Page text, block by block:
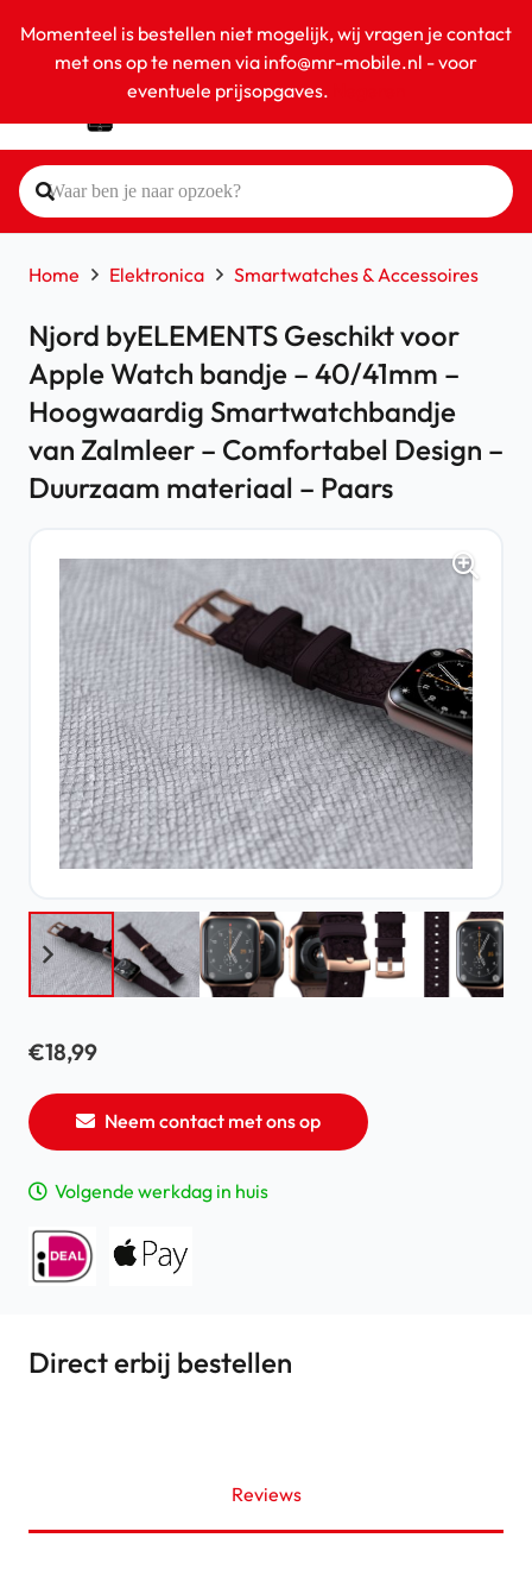
Momenteel is bestellen niet mogelijk, wij vragen je contact
met ons op te nemen via info@mr-mobile.nl - voor
eventuele prijsopgaves.
Home Elektronica Smartwatches & Accessoires
Njord byELEMENTS Geschikt voor
Apple Watch bandje – 40/41mm –
Hoogwaardig Smartwatchbandje
van Zalmleer – Comfortabel Design –
Duurzaam materiaal – Paars
€18,99
Neem contact met ons op
Volgende werkdag in huis
Direct erbij bestellen
Reviews